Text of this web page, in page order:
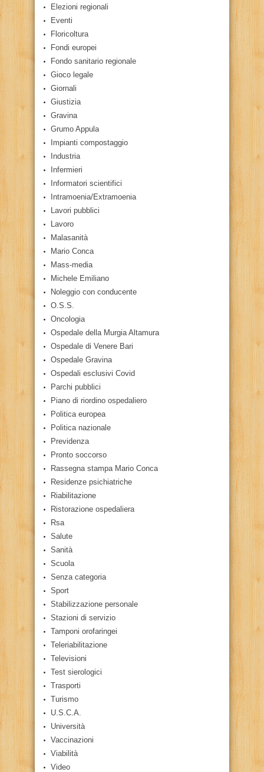
Elezioni regionali
Eventi
Floricoltura
Fondi europei
Fondo sanitario regionale
Gioco legale
Giornali
Giustizia
Gravina
Grumo Appula
Impianti compostaggio
Industria
Infermieri
Informatori scientifici
Intramoenia/Extramoenia
Lavori pubblici
Lavoro
Malasanità
Mario Conca
Mass-media
Michele Emiliano
Noleggio con conducente
O.S.S.
Oncologia
Ospedale della Murgia Altamura
Ospedale di Venere Bari
Ospedale Gravina
Ospedali esclusivi Covid
Parchi pubblici
Piano di riordino ospedaliero
Politica europea
Politica nazionale
Previdenza
Pronto soccorso
Rassegna stampa Mario Conca
Residenze psichiatriche
Riabilitazione
Ristorazione ospedaliera
Rsa
Salute
Sanità
Scuola
Senza categoria
Sport
Stabilizzazione personale
Stazioni di servizio
Tamponi orofaringei
Teleriabilitazione
Televisioni
Test sierologici
Trasporti
Turismo
U.S.C.A.
Università
Vaccinazioni
Viabilità
Video